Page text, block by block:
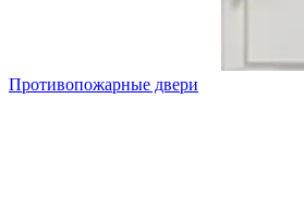
Противопожарные двери